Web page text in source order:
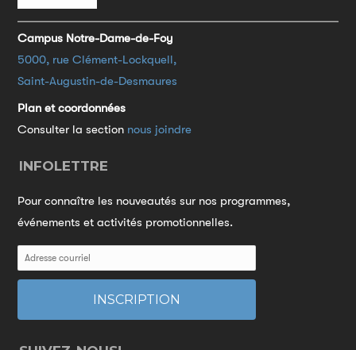
Campus Notre-Dame-de-Foy
5000, rue Clément-Lockquell,
Saint-Augustin-de-Desmaures
Plan et coordonnées
Consulter la section nous joindre
INFOLETTRE
Pour connaître les nouveautés sur nos programmes,
événements et activités promotionnelles.